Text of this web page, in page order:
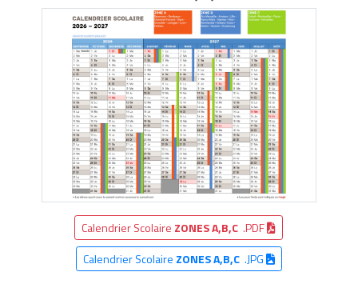
Calendrier Scolaire ZONES A,B,C .PDF
Calendrier Scolaire ZONES A,B,C.JPG